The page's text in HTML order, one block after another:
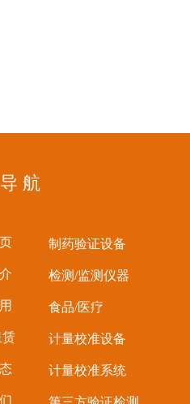
航
制药验证设备
检测/监测仪器
食品/医疗
计量校准设备
计量校准系统
赁